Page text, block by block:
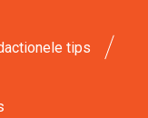
tips